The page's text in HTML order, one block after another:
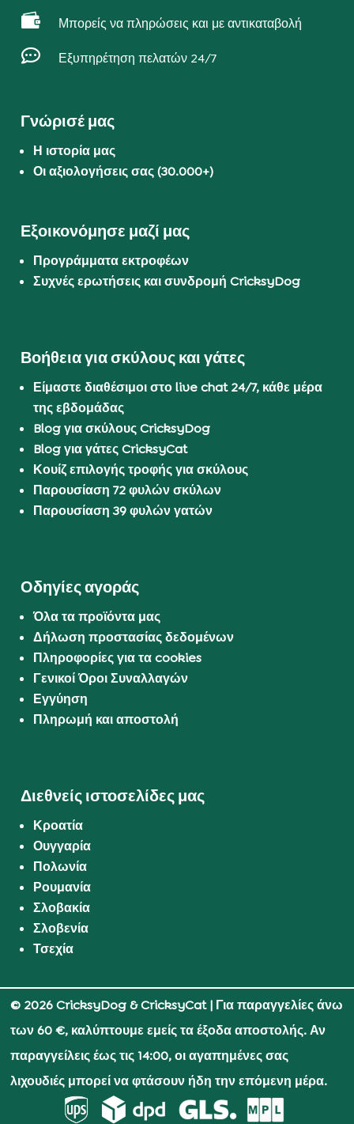
 Μπορείς να πληρώσεις και με αντικαταβολή
 Εξυπηρέτηση πελατών 24/7
Γνώρισέ μας
Η ιστορία μας
Οι αξιολογήσεις σας (30.000+)
Εξοικονόμησε μαζί μας
Προγράμματα εκτροφέων
Συχνές ερωτήσεις και συνδρομή CricksyDog
Βοήθεια για σκύλους και γάτες
Είμαστε διαθέσιμοι στο live chat 24/7, κάθε μέρα
της εβδομάδας
Blog για σκύλους CricksyDog
Blog για γάτες CricksyCat
Κουίζ επιλογής τροφής για σκύλους
Παρουσίαση 72 φυλών σκύλων
Παρουσίαση 39 φυλών γατών
Οδηγίες αγοράς
Όλα τα προϊόντα μας
Δήλωση προστασίας δεδομένων
Πληροφορίες για τα cookies
Γενικοί Όροι Συναλλαγών
Εγγύηση
Πληρωμή και αποστολή
Διεθνείς ιστοσελίδες μας
Κροατία
Ουγγαρία
Πολωνία
Ρουμανία
Σλοβακία
Σλοβενία
Τσεχία
© 2026 CricksyDog & CricksyCat| Για παραγγελίες άνω
των 60 €, καλύπτουμε εμείς τα έξοδα αποστολής. Αν
παραγγείλεις έως τις 14:00, οι αγαπημένες σας
λιχουδιές μπορεί να φτάσουν ήδη την επόμενη μέρα.